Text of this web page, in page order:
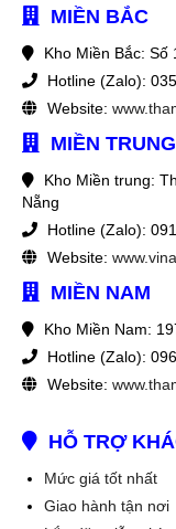
MIỀN BẮC
Kho Miền Bắc: Số
Hotline (Zalo):
Website:
MIỀN TRUNG
Kho Miền trung:
Nẵng
Hotline (Zalo):
Website:
MIỀN NAM
Kho Miền Nam:
Hotline (Zalo):
Website:
HỖ TRỢ
Mức giá tốt nhất
Giao hành tận nơi